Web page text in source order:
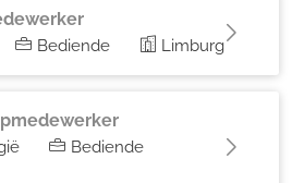
Bediende Limburg
Bediende